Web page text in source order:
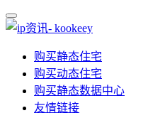
购买静态住宅
购买动态住宅
购买静态数据中心
友情链接